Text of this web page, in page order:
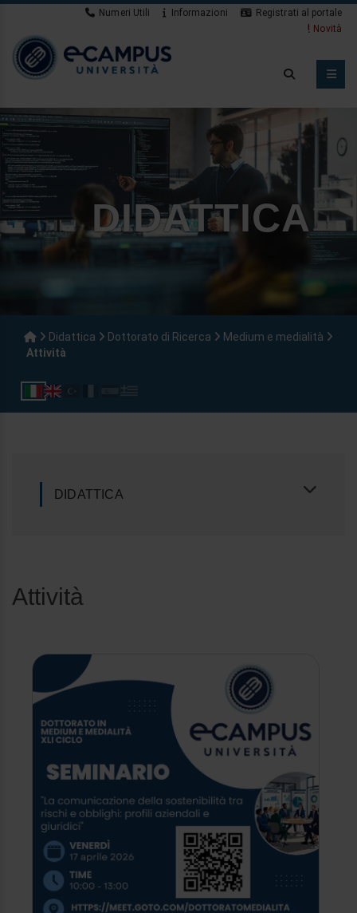
Numeri Utili Informazioni
Registrati al portale
Novità
DIDATTICA
Didattica Dottorato di Ricerca
Medium e medialità
Attività
DIDATTICA
Attività